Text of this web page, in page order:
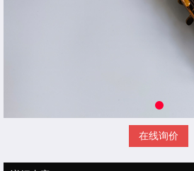
在线询价